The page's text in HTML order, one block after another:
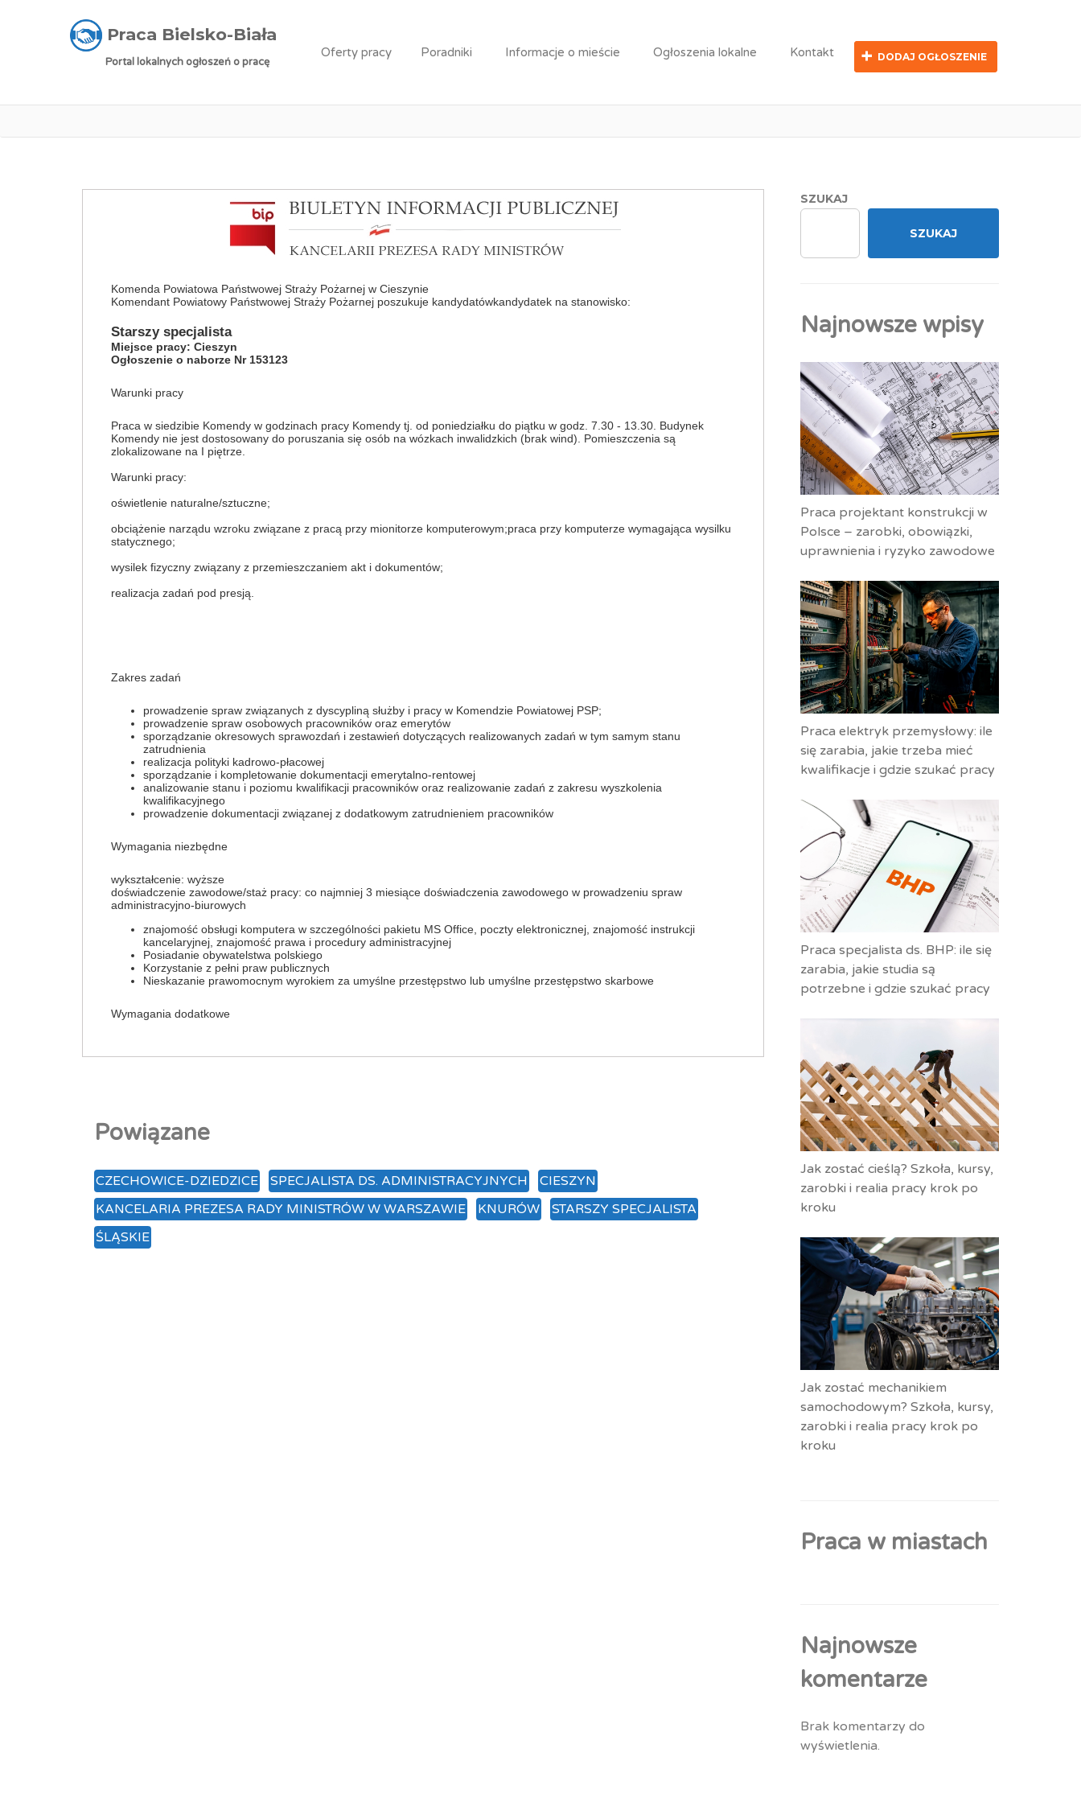
Praca Bielsko-Biała
Portal lokalnych ogłoszeń o pracę
Oferty pracy Poradniki Informacje o mieście Ogłoszenia lokalne Kontakt DODAJ OGŁOSZENIE
Praca Bielsko-Biała » Oferty pracy
Komenda Powiatowa Państwowej Straży Pożarnej w Cieszynie
Komendant Powiatowy Państwowej Straży Pożarnej poszukuje kandydatówkandydatek na stanowisko:
Starszy specjalista
Miejsce pracy: Cieszyn
Ogłoszenie o naborze Nr 153123
Warunki pracy
Praca w siedzibie Komendy w godzinach pracy Komendy tj. od poniedziałku do piątku w godz. 7.30 - 13.30. Budynek
Komendy nie jest dostosowany do poruszania się osób na wózkach inwalidzkich (brak wind). Pomieszczenia są
zlokalizowane na I piętrze.
Warunki pracy:
oświetlenie naturalne/sztuczne;
obciążenie narządu wzroku związane z pracą przy mionitorze komputerowym;praca przy komputerze wymagająca wysilku
statycznego;
wysilek fizyczny związany z przemieszczaniem akt i dokumentów;
realizacja zadań pod presją.
Zakres zadań
prowadzenie spraw związanych z dyscypliną służby i pracy w Komendzie Powiatowej PSP;
prowadzenie spraw osobowych pracowników oraz emerytów
sporządzanie okresowych sprawozdań i zestawień dotyczących realizowanych zadań w tym samym stanu
zatrudnienia
realizacja polityki kadrowo-płacowej
sporządzanie i kompletowanie dokumentacji emerytalno-rentowej
analizowanie stanu i poziomu kwalifikacji pracowników oraz realizowanie zadań z zakresu wyszkolenia
kwalifikacyjnego
prowadzenie dokumentacji związanej z dodatkowym zatrudnieniem pracowników
Wymagania niezbędne
wykształcenie: wyższe
doświadczenie zawodowe/staż pracy: co najmniej 3 miesiące doświadczenia zawodowego w prowadzeniu spraw
administracyjno-biurowych
znajomość obsługi komputera w szczególności pakietu MS Office, poczty elektronicznej, znajomość instrukcji
kancelaryjnej, znajomość prawa i procedury administracyjnej
Posiadanie obywatelstwa polskiego
Korzystanie z pełni praw publicznych
Nieskazanie prawomocnym wyrokiem za umyślne przestępstwo lub umyślne przestępstwo skarbowe
Wymagania dodatkowe
Powiązane
CZECHOWICE-DZIEDZICE SPECJALISTA DS. ADMINISTRACYJNYCH
CIESZYN
KANCELARIA PREZESA RADY MINISTRÓW W WARSZAWIE
KNURÓW
STARSZY SPECJALISTA
ŚLĄSKIE
SZUKAJ
SZUKAJ
Najnowsze wpisy
Praca projektant konstrukcji w
Polsce – zarobki, obowiązki,
uprawnienia i ryzyko zawodowe
Praca elektryk przemysłowy: ile
się zarabia, jakie trzeba mieć
kwalifikacje i gdzie szukać pracy
Praca specjalista ds. BHP: ile się
zarabia, jakie studia są
potrzebne i gdzie szukać pracy
Jak zostać cieślą? Szkoła, kursy,
zarobki i realia pracy krok po
kroku
Jak zostać mechanikiem
samochodowym? Szkoła, kursy,
zarobki i realia pracy krok po
kroku
Praca w miastach
Najnowsze
komentarze
Brak komentarzy do
wyświetlenia.